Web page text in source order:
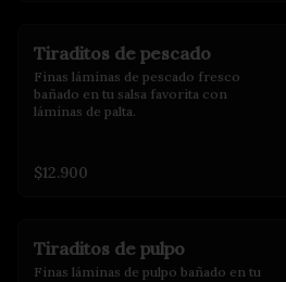
Tiraditos de pescado
Finas láminas de pescado fresco
bañado en tu salsa favorita con
láminas de palta.
$12.900
Tiraditos de pulpo
Finas láminas de pulpo bañado en tu